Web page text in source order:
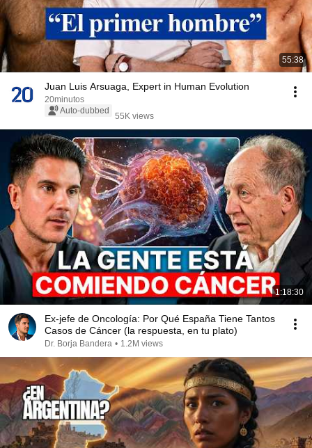
55:38
Juan Luis Arsuaga, Expert in Human Evolution
20minutos
Auto-dubbed
55K views
1:18:30
Ex-jefe de Oncología: Por Qué España Tiene Tantos
Casos de Cáncer (la respuesta, en tu plato)
Dr. Borja Bandera • 1.2M views